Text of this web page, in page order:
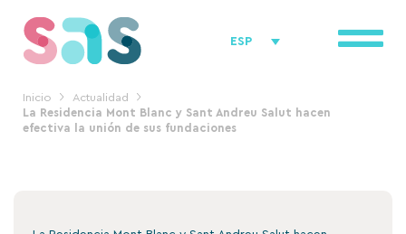
contenido
ESP
Inicio
Actualidad
La Residencia Mont Blanc y Sant Andreu Salut hacen
efectiva la unión de sus fundaciones